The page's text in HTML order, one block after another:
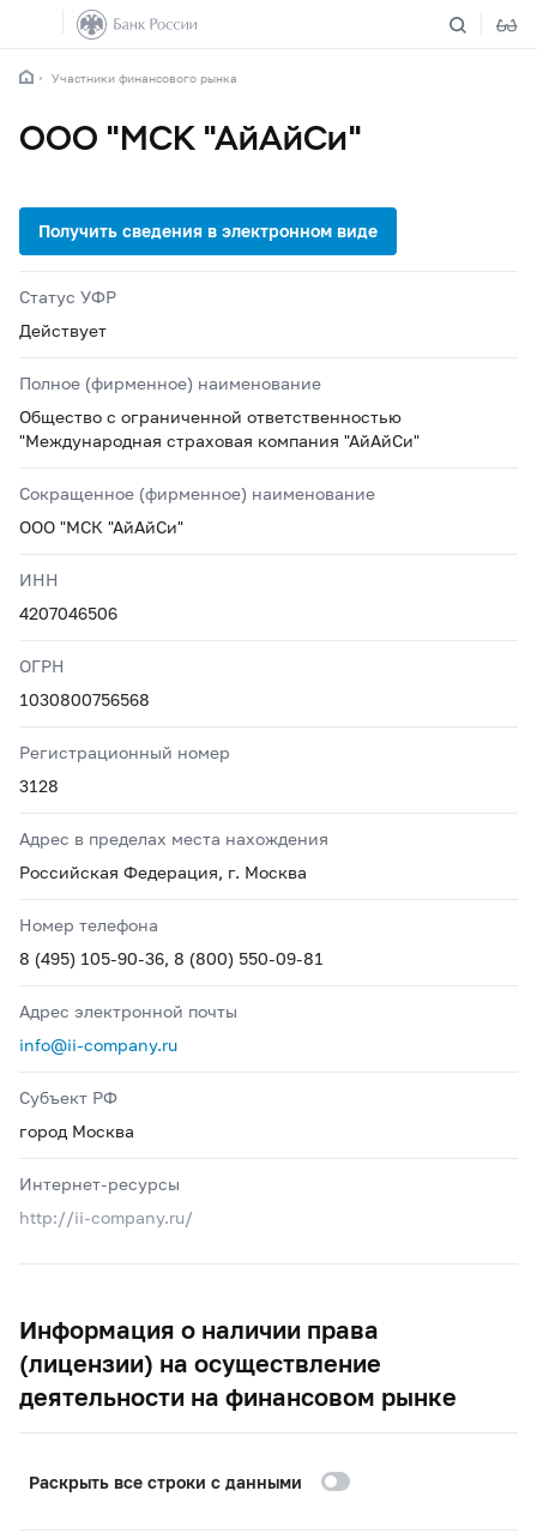
Участники финансового рынка
ООО "МСК "АйАйСи"
Статус УФР
Действует
Полное (фирменное) наименование
Общество с ограниченной ответственностью
"Международная страховая компания "АйАйСи"
Сокращенное (фирменное) наименование
ООО "МСК "АйАйСи"
ИНН
4207046506
ОГРН
1030800756568
Регистрационный номер
3128
Адрес в пределах места нахождения
Российская Федерация, г. Москва
Номер телефона
8 (495) 105-90-36, 8 (800) 550-09-81
Адрес электронной почты
info@ii-company.ru
Субъект РФ
город Москва
Интернет-ресурсы
http://ii-company.ru/
Информация о наличии права
(лицензии) на осуществление
деятельности на финансовом рынке
Раскрыть все строки с данными